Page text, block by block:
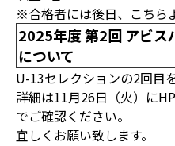
※合格者には後日、こちら
2025年度 第2回 アビス
について
U-13セレクションの2回目
詳細は11月26日（火）に
でご確認ください。
宜しくお願い致します。